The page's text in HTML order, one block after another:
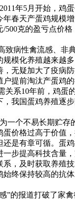
年5月开始，鸡蛋
春天产蛋鸡规模
/500克的盈亏点价
病性禽流感、非典
模化养殖越来越
无疑加大了疫病
提前淘汰产蛋鸡的
系10年前，鸡蛋
我国蛋鸡养殖逐
个不易长期贮存
价格过高于价值，
有章可循。蛋鸡
步提高科技含量
，及时获取养殖
终保持较高的抗体
报道打破了家禽